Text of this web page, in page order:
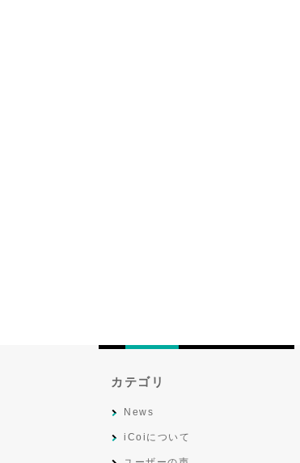
カテゴリ
News
iCoiについて